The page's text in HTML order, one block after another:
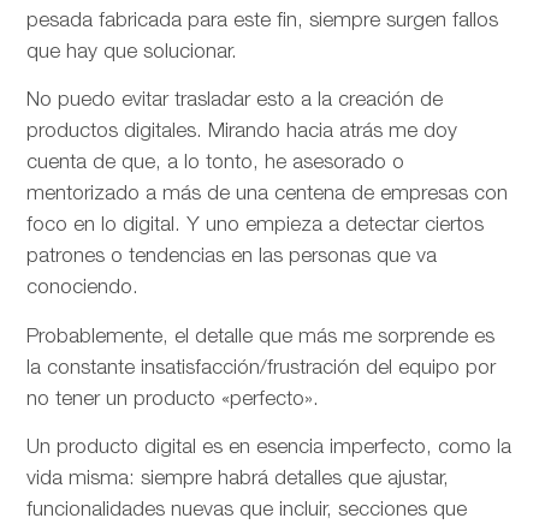
pesada fabricada para este fin, siempre surgen fallos
que hay que solucionar.
No puedo evitar trasladar esto a la creación de
productos digitales. Mirando hacia atrás me doy
cuenta de que, a lo tonto, he asesorado o
mentorizado a más de una centena de empresas con
foco en lo digital. Y uno empieza a detectar ciertos
patrones o tendencias en las personas que va
conociendo.
Probablemente, el detalle que más me sorprende es
la constante insatisfacción/frustración del equipo por
no tener un producto «perfecto».
Un producto digital es en esencia imperfecto, como la
vida misma: siempre habrá detalles que ajustar,
funcionalidades nuevas que incluir, secciones que